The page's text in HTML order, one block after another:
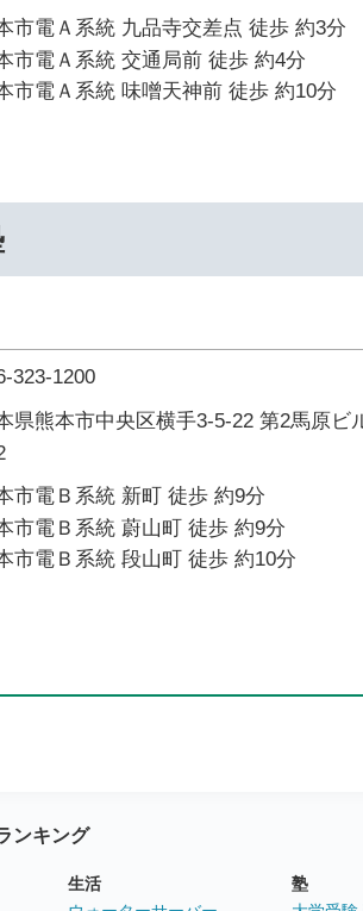
市電Ａ系統 九品寺交差点 徒歩 約3分
市電Ａ系統 交通局前 徒歩 約4分
市電Ａ系統 味噌天神前 徒歩 約10分
323-1200
県熊本市中央区横手3-5-22 第2馬原ビ
市電Ｂ系統 新町 徒歩 約9分
市電Ｂ系統 蔚山町 徒歩 約9分
市電Ｂ系統 段山町 徒歩 約10分
ンキング
生活
塾